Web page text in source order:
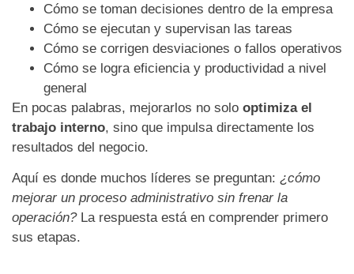
Cómo se toman decisiones dentro de la empresa
Cómo se ejecutan y supervisan las tareas
Cómo se corrigen desviaciones o fallos operativos
Cómo se logra eficiencia y productividad a nivel
general
En pocas palabras, mejorarlos no solo optimiza el
trabajo interno, sino que impulsa directamente los
resultados del negocio.
Aquí es donde muchos líderes se preguntan: ¿cómo
mejorar un proceso administrativo sin frenar la
operación?La respuesta está en comprender primero
sus etapas.